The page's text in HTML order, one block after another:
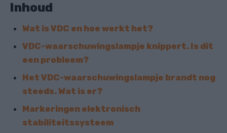
Inhoud
Wat is VDC en hoe werkt het?
VDC-waarschuwingslampje knippert. Is dit
een probleem?
Het VDC-waarschuwingslampje brandt nog
steeds. Wat is er?
Markeringen elektronisch
stabiliteitssysteem